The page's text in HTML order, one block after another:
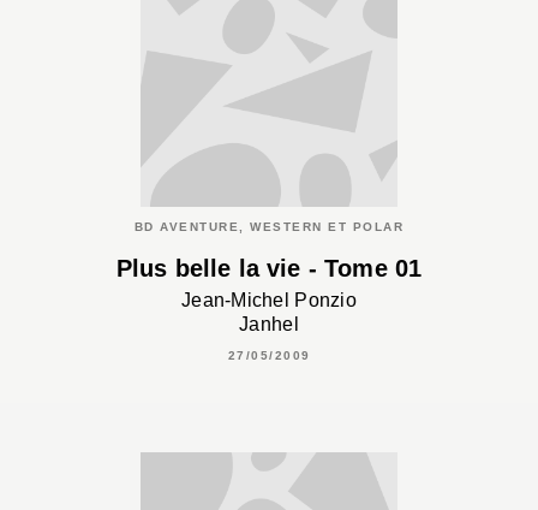
BD AVENTURE, WESTERN ET POLAR
Plus belle la vie - Tome 01
Jean-Michel Ponzio
Janhel
27/05/2009